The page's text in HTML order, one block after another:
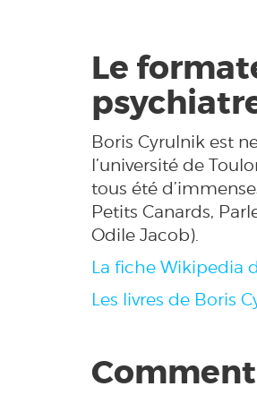
Le
Boris Cyrulnik est
l’université de
tous été
Petits Canards,
Odile Jacob).
La fiche Wikipedia
Les livres de Boris